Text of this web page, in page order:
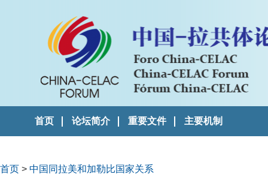
首页 论坛简介 重要文件 主要机制
首页 > 中国同拉美和加勒比国家关系